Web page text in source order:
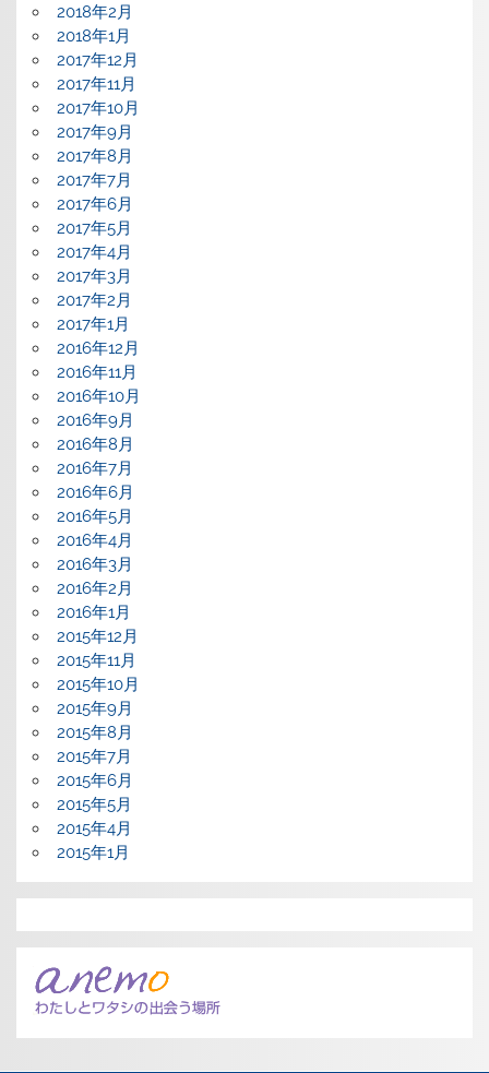
2018年2月
2018年1月
2017年12月
2017年11月
2017年10月
2017年9月
2017年8月
2017年7月
2017年6月
2017年5月
2017年4月
2017年3月
2017年2月
2017年1月
2016年12月
2016年11月
2016年10月
2016年9月
2016年8月
2016年7月
2016年6月
2016年5月
2016年4月
2016年3月
2016年2月
2016年1月
2015年12月
2015年11月
2015年10月
2015年9月
2015年8月
2015年7月
2015年6月
2015年5月
2015年4月
2015年1月